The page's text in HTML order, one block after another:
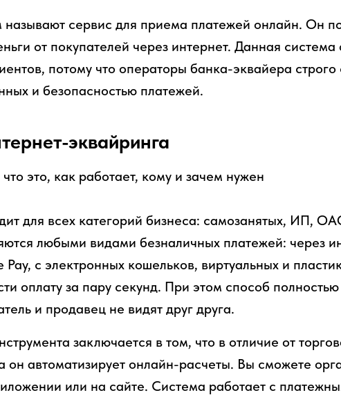
называют сервис для приема платежей онлайн. Он
от покупателей через интернет. Данная система
потому что операторы банка-эквайера строго
и безопасностью платежей.
эквайринга
для всех категорий бизнеса: самозанятых, ИП,
любыми видами безналичных платежей: через
с электронных кошельков, виртуальных и
оплату за пару секунд. При этом способ полностью
и продавец не видят друг друга.
заключается в том, что в отличие от
он автоматизирует онлайн-расчеты. Вы сможете
или на сайте. Система работает с